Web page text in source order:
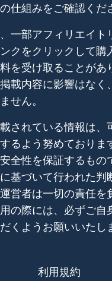
仕組みをご確認くだ
一部アフィリエイト
クをクリックして購
を受け取ることがあ
載内容に影響はなく
せん。
されている情報は、
るよう努めておりま
全性を保証するもの
基づいて行われた判
営者は一切の責任を
の際には、必ずご自
くようお願いいたし
利用規約